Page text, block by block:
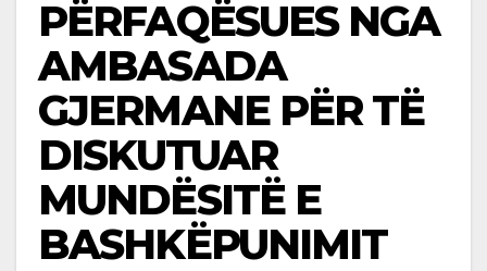
PËRFAQËSUES NGA
AMBASADA
GJERMANE PËR TË
DISKUTUAR
MUNDËSITË E
BASHKËPUNIMIT